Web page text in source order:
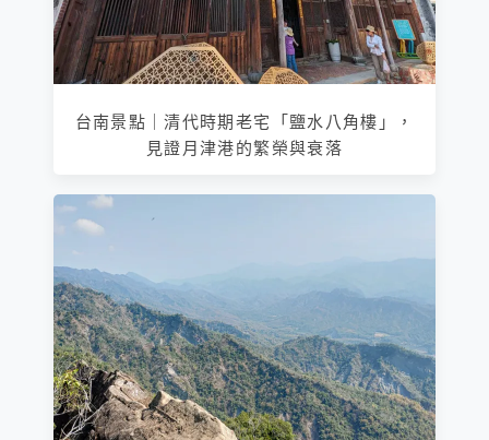
台南景點｜清代時期老宅「鹽水八角樓」，
見證月津港的繁榮與衰落